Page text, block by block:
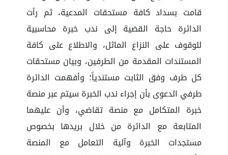
قامت بسداد كافة مستحقات المدعية، ثم رأت
الدائرة حاجة القضية إلى ندب خبرة محاسبية
للوقوف على النزاع الماثل، والاطلاع على كافة
المستندات المقدمة من الطرفين، وبيان مستحقات
كل طرف وفق الثابت مستندياً؛ وأفهمت الدائرة
طرفي الدعوى بأن إجراء ندب الخبرة سيتم عبر منصة
خبرة المتكامل مع منصة تقاضي، وأن عليهما
المتابعة مع الدائرة من خلال بريدها بخصوص
مستجدات الخبرة وآلية التعامل مع المنصة